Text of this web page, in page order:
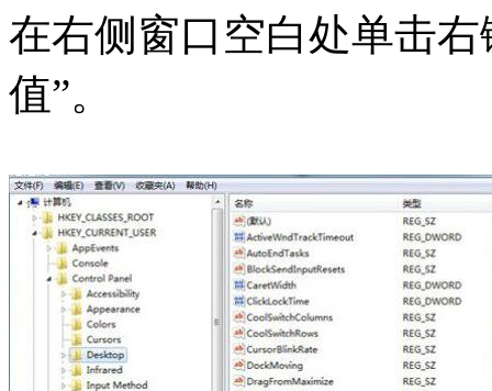
在右侧窗口空白处单击
值”。